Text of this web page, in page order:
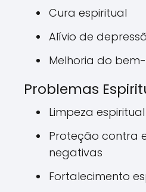
Cura espiritual
Alívio de
Melhoria do
Problemas
Limpeza espiritual
Proteção contra
negativas
Fortalecimento